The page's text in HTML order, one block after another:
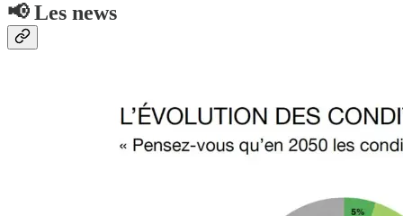
📢 Les news